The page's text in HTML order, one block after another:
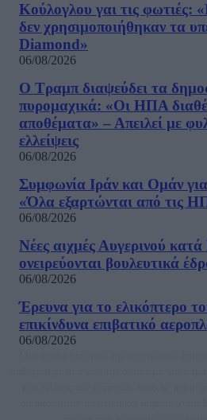
Κούλογλου γαι τις φωτιές:
δεν χρησιμοποιήθηκαν τα
Diamond»
06/08/2026
Ο Τραμπ διαψεύδει τα
πυρομαχικά: «Οι ΗΠΑ
αποθέματα» – Απειλεί με
ελλείψεις
06/08/2026
Συμφωνία Ιράν και Ομάν
«Όλα εξαρτώνται από τις
06/08/2026
Νέες αιχμές Αυγερινού
ονειρεύονται βουλευτικά
06/08/2026
Έρευνα για το ελικόπτερο
επικίνδυνα επιβατικό
06/08/2026